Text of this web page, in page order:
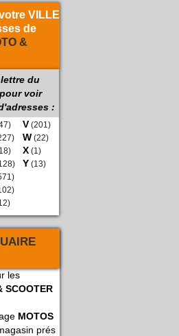
VILLE
de
&
du
voir
:
V (201)
W (22)
X (1)
Y (13)
les
SCOOTER
MOTOS
prés